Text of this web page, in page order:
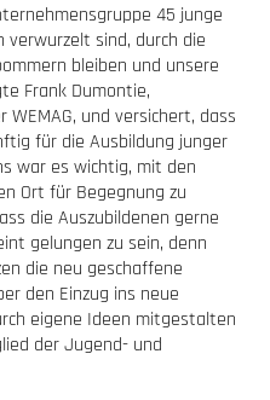
45 junge
verwurzelt sind, durch die
bleiben und unsere
Frank Dumontie,
und versichert, dass
für die Ausbildung junger
war es wichtig, mit den
Ort für Begegnung zu
die Auszubildenen gerne
gelungen zu sein, denn
die neu geschaffene
den Einzug ins neue
eigene Ideen mitgestalten
der Jugend- und